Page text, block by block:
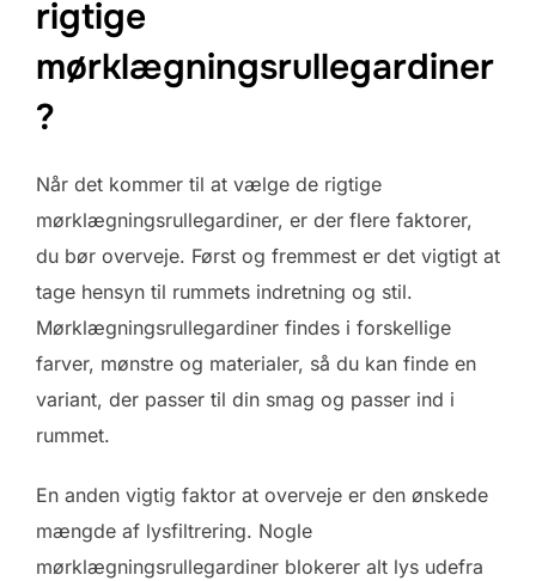
rigtige
mørklægningsrullegardiner
?
Når det kommer til at vælge de rigtige
mørklægningsrullegardiner, er der flere faktorer,
du bør overveje. Først og fremmest er det vigtigt at
tage hensyn til rummets indretning og stil.
Mørklægningsrullegardiner findes i forskellige
farver, mønstre og materialer, så du kan finde en
variant, der passer til din smag og passer ind i
rummet.
En anden vigtig faktor at overveje er den ønskede
mængde af lysfiltrering. Nogle
mørklægningsrullegardiner blokerer alt lys udefra